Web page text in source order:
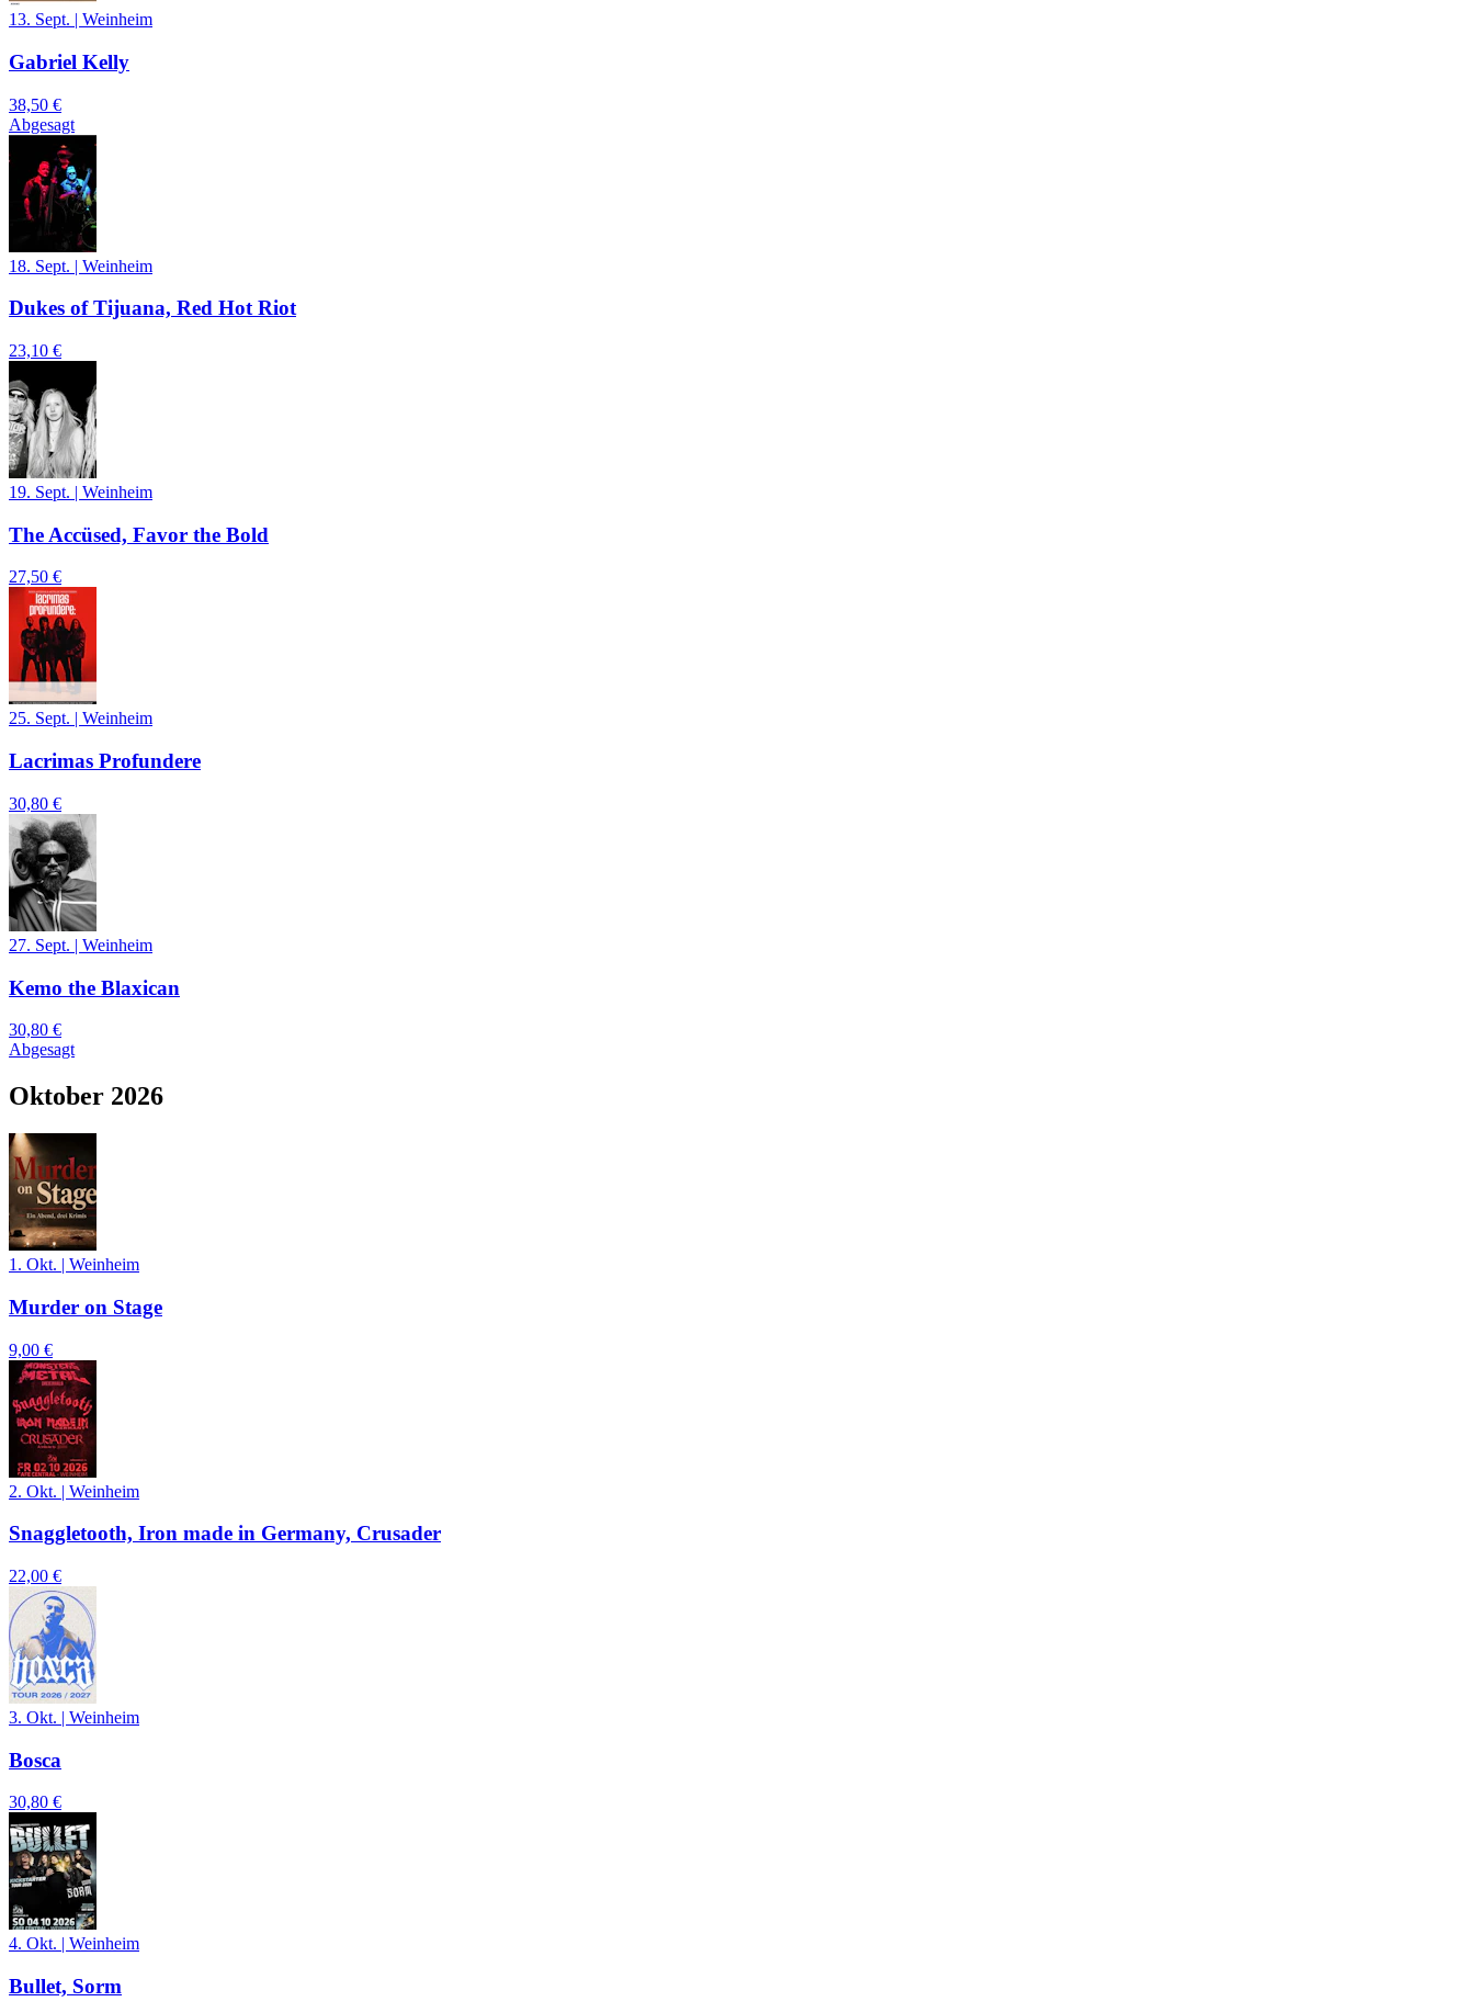
13. Sept. | Weinheim
Gabriel Kelly
38,50 €
Abgesagt
18. Sept. | Weinheim
Dukes of Tijuana, Red Hot Riot
23,10 €
19. Sept. | Weinheim
The Accüsed, Favor the Bold
27,50 €
25. Sept. Weinheim
Lacrimas Profundere
30,80 €
27. Sept. | Weinheim
Kemo the Blaxican
30,80 €
Abgesagt
Oktober 2026
1. Okt. | Weinheim
Murder on Stage
9,00 €
2. Okt. | Weinheim
Snaggletooth, Iron made in Germany, Crusader
22,00 €
3. Okt. | Weinheim
Bosca
30,80 €
4. Okt. Weinheim
Bullet, Sorm